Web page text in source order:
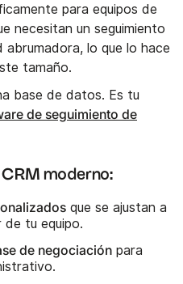
para equipos de
necesitan un seguimiento
lo que lo hace
tamaño.
base de datos. Es tu
de seguimiento de
CRM moderno:
que se ajustan a
tu equipo.
de negociación para